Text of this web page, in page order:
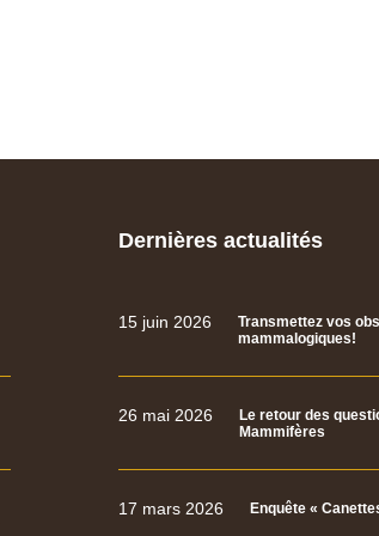
Dernières actualités
15 juin 2026
Transmettez vos
mammalogiques!
26 mai 2026
Le retour des
Mammifères
17 mars 2026 Enquête «